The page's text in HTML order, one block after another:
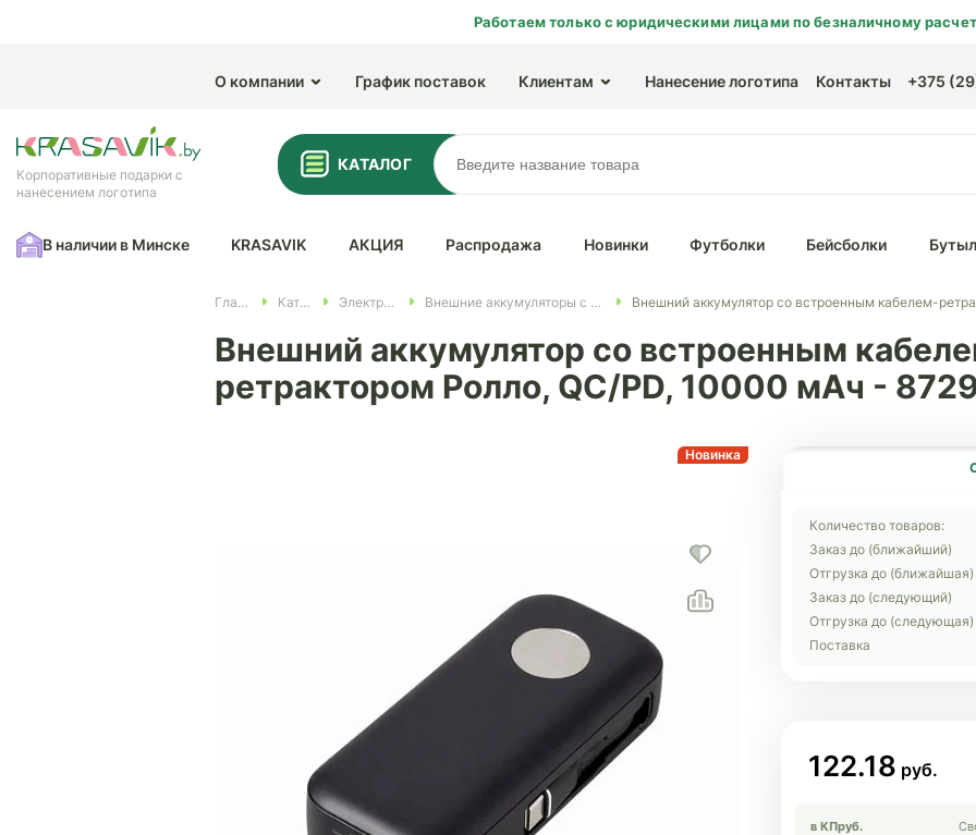
Работаем только с юридическими лицами по безналичному
О компании График поставок Клиентам Нанесение логотипа Контакты +375
Корпоративные подарки с
нанесением логотипа
КАТАЛОГ
В наличии в Минске KRASAVIK АКЦИЯ Распродажа Новинки Футболки Бейсболки
Главная Каталог Электроника Внешние аккумуляторы с логотипом Внешний аккумулятор со встроенным кабелем-
Внешний аккумулятор со встроенным
ретрактором Ролло, QC/PD, 10000 мАч -
Новинка
Количество товаров:
Заказ до (ближайший)
Отгрузка до (ближайшая)
Заказ до (следующий)
Отгрузка до (следующая)
Поставка
122.18
в КПруб.